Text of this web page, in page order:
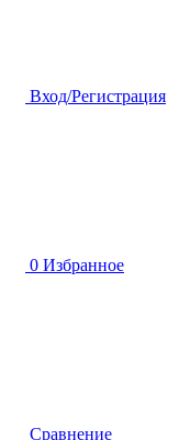
Вход/Регистрация
0 Избранное
Сравнение